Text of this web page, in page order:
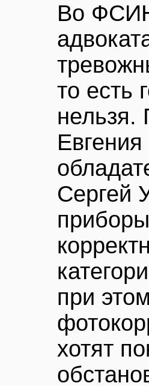
Во
то есть
нельзя.
Сергей
при
хотят